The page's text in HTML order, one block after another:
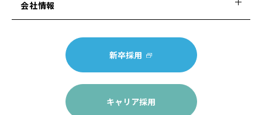
会社情報
新卒採用
キャリア採用